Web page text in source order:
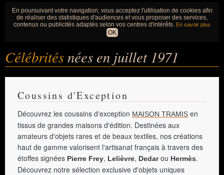
En poursuivant votre navigation, vous acceptez l'utilisation de cookies afin
de réaliser des statistiques d'audiences et vous proposer des services,
contenus ou publicités adaptés selon vos centres d'intérêts. En savoir plus
OK
Célébritésnées en juillet 1971
Coussins d'Exception
Découvrez les coussins d'exception MAISON TRAMIS en
tissus de grandes maisons d'édition. Destinées aux
amateurs d'objets rares et de beaux textiles, nos créations
haut de gamme valorisent l'artisanat français à travers des
étoffes signées Pierre Frey, Lelièvre, Dedarou Hermès.
Découvrez notre sélection exclusive d'objets uniques